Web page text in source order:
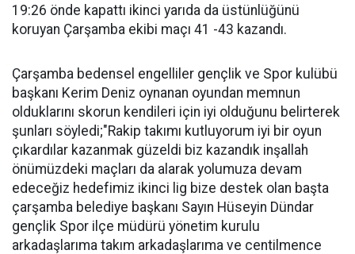
19:26 önde kapattı ikinci yarıda da üstünlüğünü
koruyan Çarşamba ekibi maçı 41 -43 kazandı.
Çarşamba bedensel engelliler gençlik ve Spor kulübü
başkanı Kerim Deniz oynanan oyundan memnun
olduklarını skorun kendileri için iyi olduğunu belirterek
şunları söyledi;"Rakip takımı kutluyorum iyi bir oyun
çıkardılar kazanmak güzeldi biz kazandık inşallah
önümüzdeki maçları da alarak yolumuza devam
edeceğiz hedefimiz ikinci lig bize destek olan başta
çarşamba belediye başkanı Sayın Hüseyin Dündar
gençlik Spor ilçe müdürü yönetim kurulu
arkadaşlarıma takım arkadaşlarıma ve centilmence